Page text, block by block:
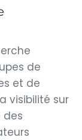
de
et de
visibilité sur
des